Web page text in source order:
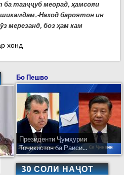
ба тааҷҷуб меорад, ҳамсояи
Наход бароятон ин
мерезанд, боз ҳам кам
Тоҷикистон: Об барои рушди
хонд
Бо Пешво
Президенти Ҷумҳурии
Тоҷикистон ба Раиси...
30 СОЛИ НАҶОТ